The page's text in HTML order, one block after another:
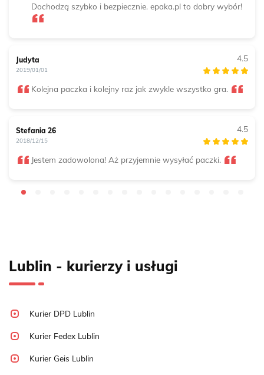
Dochodzą szybko i bezpiecznie. epaka.pl to dobry wybór!
Judyta
2019/01/01
4.5
Kolejna paczka i kolejny raz jak zwykle wszystko gra.
Stefania 26
2018/12/15
4.5
Jestem zadowolona! Aż przyjemnie wysyłać paczki.
Lublin - kurierzy i usługi
Kurier DPD Lublin
Kurier Fedex Lublin
Kurier Geis Lublin